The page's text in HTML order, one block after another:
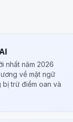
nhất năm 2026
về mặt ngữ
trừ điểm oan và